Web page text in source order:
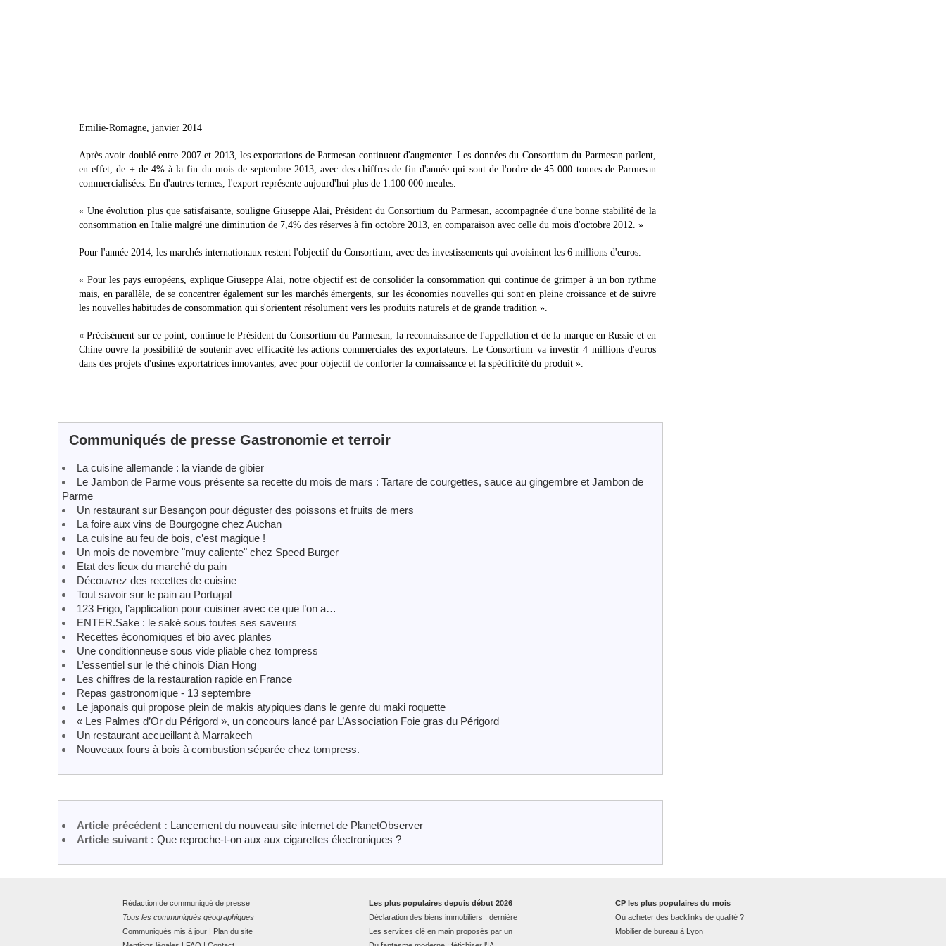
Emilie-Romagne, janvier 2014
Après avoir doublé entre 2007 et 2013, les exportations de Parmesan continuent d'augmenter. Les données du Consortium du Parmesan parlent,
en effet, de + de 4% à la fin du mois de septembre 2013, avec des chiffres de fin d'année qui sont de l'ordre de 45 000 tonnes de Parmesan
commercialisées. En d'autres termes, l'export représente aujourd'hui plus de 1.100 000 meules.
« Une évolution plus que satisfaisante, souligne Giuseppe Alai, Président du Consortium du Parmesan, accompagnée d'une bonne stabilité de la
consommation en Italie malgré une diminution de 7,4% des réserves à fin octobre 2013, en comparaison avec celle du mois d'octobre 2012. »
Pour l'année 2014, les marchés internationaux restent l'objectif du Consortium, avec des investissements qui avoisinent les 6 millions d'euros.
« Pour les pays européens, explique Giuseppe Alai, notre objectif est de consolider la consommation qui continue de grimper à un bon rythme
mais, en parallèle, de se concentrer également sur les marchés émergents, sur les économies nouvelles qui sont en pleine croissance et de suivre
les nouvelles habitudes de consommation qui s'orientent résolument vers les produits naturels et de grande tradition ».
« Précisément sur ce point, continue le Président du Consortium du Parmesan, la reconnaissance de l'appellation et de la marque en Russie et en
Chine ouvre la possibilité de soutenir avec efficacité les actions commerciales des exportateurs. Le Consortium va investir 4 millions d'euros
dans des projets d'usines exportatrices innovantes, avec pour objectif de conforter la connaissance et la spécificité du produit ».
Communiqués de presse Gastronomie et terroir
La cuisine allemande : la viande de gibier
Le Jambon de Parme vous présente sa recette du mois de mars : Tartare de courgettes, sauce au gingembre et Jambon de
Parme
Un restaurant sur Besançon pour déguster des poissons et fruits de mers
La foire aux vins de Bourgogne chez Auchan
La cuisine au feu de bois, c’est magique !
Un mois de novembre "muy caliente" chez Speed Burger
Etat des lieux du marché du pain
Découvrez des recettes de cuisine
Tout savoir sur le pain au Portugal
123 Frigo, l’application pour cuisiner avec ce que l’on a…
ENTER.Sake : le saké sous toutes ses saveurs
Recettes économiques et bio avec plantes
Une conditionneuse sous vide pliable chez tompress
L’essentiel sur le thé chinois Dian Hong
Les chiffres de la restauration rapide en France
Repas gastronomique - 13 septembre
Le japonais qui propose plein de makis atypiques dans le genre du maki roquette
« Les Palmes d’Or du Périgord », un concours lancé par L’Association Foie gras du Périgord
Un restaurant accueillant à Marrakech
Nouveaux fours à bois à combustion séparée chez tompress.
Article précédent : Lancement du nouveau site internet de PlanetObserver
Article suivant : Que reproche-t-on aux aux cigarettes électroniques ?
Rédaction de communiqué de presse
Tous les communiqués géographiques
Communiqués mis à jour | Plan du site
CP les plus populaires du mois
Où acheter des backlinks de qualité ?
Mobilier de bureau à Lyon
Les plus populaires depuis début 2026
Déclaration des biens immobiliers : dernière
Les services clé en main proposés par un